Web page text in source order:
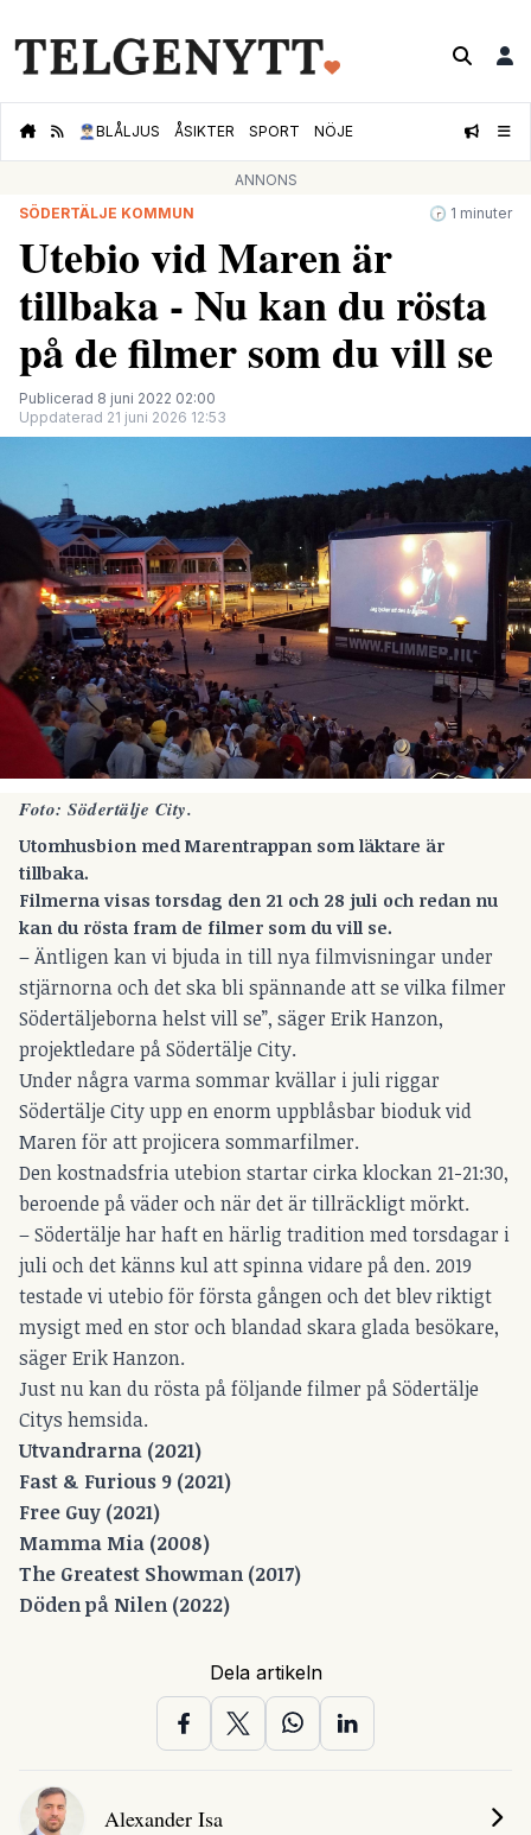
👮🏻‍♂️BLÅLJUS ÅSIKTER SPORT NÖJE
ANNONS
SÖDERTÄLJE KOMMUN
🕝 1 minuter
Utebio vid Maren är
tillbaka - Nu kan du rösta
på de filmer som du vill se
Publicerad 8 juni 2022 02:00
Uppdaterad 21 juni 2026 12:53
Foto: Södertälje City.
Utomhusbion med Marentrappan som läktare är
tillbaka.
Filmerna visas torsdag den 21 och 28 juli och redan nu
kan du rösta fram de filmer som du vill se.
– Äntligen kan vi bjuda in till nya filmvisningar under
stjärnorna och det ska bli spännande att se vilka filmer
Södertäljeborna helst vill se”, säger Erik Hanzon,
projektledare på Södertälje City.
Under några varma sommar kvällar i juli riggar
Södertälje City upp en enorm uppblåsbar bioduk vid
Maren för att projicera sommarfilmer.
Den kostnadsfria utebion startar cirka klockan 21-21:30,
beroende på väder och när det är tillräckligt mörkt.
– Södertälje har haft en härlig tradition med torsdagar i
juli och det känns kul att spinna vidare på den. 2019
testade vi utebio för första gången och det blev riktigt
mysigt med en stor och blandad skara glada besökare,
säger Erik Hanzon.
Just nu kan du rösta på följande filmer påSödertälje
Citys hemsida.
Utvandrarna (2021)
Fast & Furious 9 (2021)
Free Guy (2021)
Mamma Mia (2008)
The Greatest Showman (2017)
Döden på Nilen (2022)
Dela artikeln
Alexander Isa